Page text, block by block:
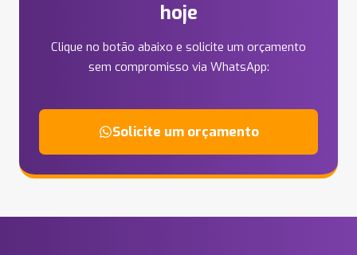
hoje
Clique no botão abaixo e solicite um orçamento
sem compromisso via WhatsApp:
Solicite um orçamento